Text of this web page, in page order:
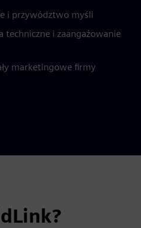
i przywództwo myśli
techniczne i zaangażowanie
marketingowe firmy